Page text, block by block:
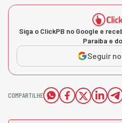
Siga o ClickPB no Google e
Paraíba e
Seguir
COMPARTILHE